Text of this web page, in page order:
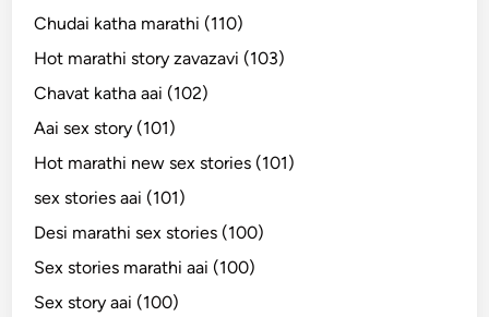
Chudai katha marathi (110)
Hot marathi story zavazavi (103)
Chavat katha aai (102)
Aai sex story (101)
Hot marathi new sex stories (101)
sex stories aai (101)
Desi marathi sex stories (100)
Sex stories marathi aai (100)
Sex story aai (100)